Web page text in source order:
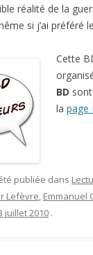
réalité de la
si j’ai préféré
Cette
BD
la page
publiée dans
Lefèvre, Emmanuel
juillet 2010 .